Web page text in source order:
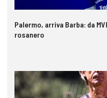
Palermo, arriva Barba: da
rosanero